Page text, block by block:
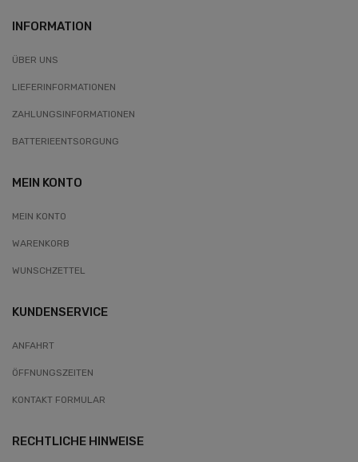
INFORMATION
ÜBER UNS
LIEFERINFORMATIONEN
ZAHLUNGSINFORMATIONEN
BATTERIEENTSORGUNG
MEIN KONTO
MEIN KONTO
WARENKORB
WUNSCHZETTEL
KUNDENSERVICE
ANFAHRT
ÖFFNUNGSZEITEN
KONTAKT FORMULAR
RECHTLICHE HINWEISE